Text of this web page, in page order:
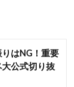
りはNG！重要
公式切り抜